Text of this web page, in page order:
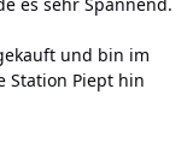
und bin im
Station Piept hin